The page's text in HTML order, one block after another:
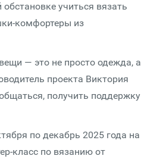
учиться вязать
комфортеры из
— это не просто одежда, а
проекта Виктория
получить поддержку
по декабрь 2025 года на
класс по вязанию от